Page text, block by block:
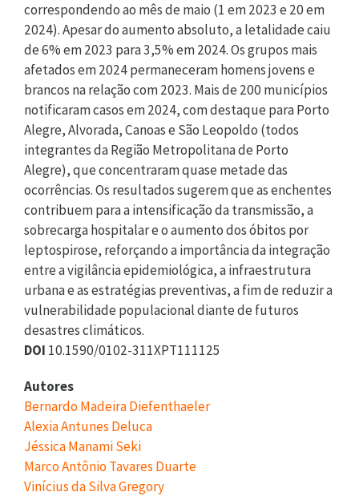
correspondendo ao mês de maio (1 em 2023 e 20 em
2024). Apesar do aumento absoluto, a letalidade caiu
de 6% em 2023 para 3,5% em 2024. Os grupos mais
afetados em 2024 permaneceram homens jovens e
brancos na relação com 2023. Mais de 200 municípios
notificaram casos em 2024, com destaque para Porto
Alegre, Alvorada, Canoas e São Leopoldo (todos
integrantes da Região Metropolitana de Porto
Alegre), que concentraram quase metade das
ocorrências. Os resultados sugerem que as enchentes
contribuem para a intensificação da transmissão, a
sobrecarga hospitalar e o aumento dos óbitos por
leptospirose, reforçando a importância da integração
entre a vigilância epidemiológica, a infraestrutura
urbana e as estratégias preventivas, a fim de reduzir a
vulnerabilidade populacional diante de futuros
desastres climáticos.
DOI 10.1590/0102-311XPT111125
Autores
Bernardo Madeira Diefenthaeler
Alexia Antunes Deluca
Jéssica Manami Seki
Marco Antônio Tavares Duarte
Vinícius da Silva Gregory